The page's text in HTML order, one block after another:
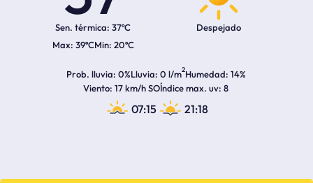
Sen. térmica: 37ºC
39ºC 20ºC
Despejado
Prob. lluvia 0%Lluvia 0 l/m2Humedad 14%
Viento 17 km/h SOÍndice max. uv 8
07:15 21:18